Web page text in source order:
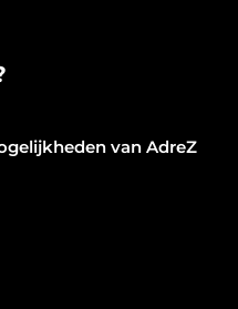
van AdreZ